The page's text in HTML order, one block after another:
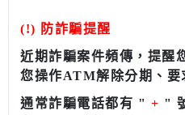
(!) 防詐騙提醒
近期詐騙案件頻傳，提醒
您操作ATM解除分期、要
通常詐騙電話都有 " + "